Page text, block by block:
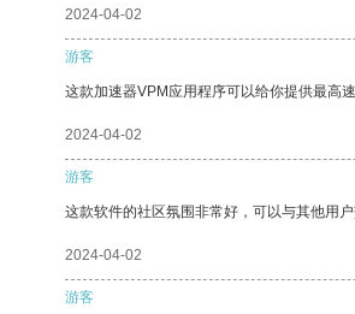
2024-04-02
游客
这款加速器VPM应用程序可以给你提供最高
2024-04-02
游客
这款软件的社区氛围非常好，可以与其他用户
2024-04-02
游客